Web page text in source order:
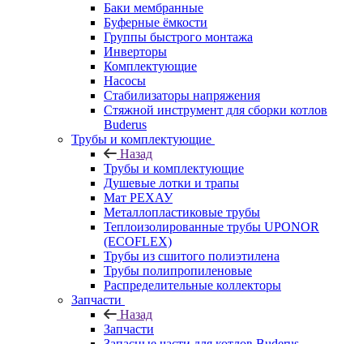
Баки мембранные
Буферные ёмкости
Группы быстрого монтажа
Инверторы
Комплектующие
Насосы
Стабилизаторы напряжения
Стяжной инструмент для сборки котлов
Buderus
Трубы и комплектующие
Назад
Трубы и комплектующие
Душевые лотки и трапы
Мат РЕХАУ
Металлопластиковые трубы
Теплоизолированные трубы UPONOR
(ECOFLEX)
Трубы из сшитого полиэтилена
Трубы полипропиленовые
Распределительные коллекторы
Запчасти
Назад
Запчасти